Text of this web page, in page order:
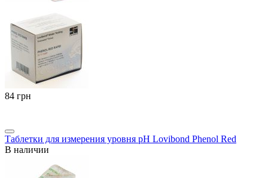
‍84‍ грн
Таблетки для измерения уровня pH Lovibond Phenol Red
В наличии